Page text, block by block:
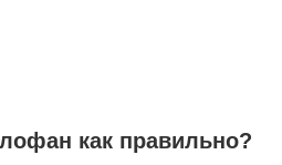
как правильно?